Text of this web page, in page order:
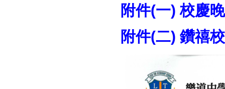
附件(一) 校慶
附件(二) 鑽禧